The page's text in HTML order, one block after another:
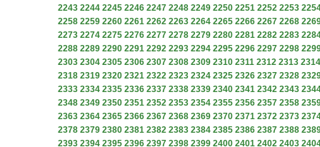
2243 2244 2245 2246 2247 2248 2249 2250 2251 2252 2253
2258 2259 2260 2261 2262 2263 2264 2265 2266 2267 2268
2273 2274 2275 2276 2277 2278 2279 2280 2281 2282 2283
2288 2289 2290 2291 2292 2293 2294 2295 2296 2297 2298
2303 2304 2305 2306 2307 2308 2309 2310 2311 2312 2313 2314
2318 2319 2320 2321 2322 2323 2324 2325 2326 2327 2328
2333 2334 2335 2336 2337 2338 2339 2340 2341 2342 2343
2348 2349 2350 2351 2352 2353 2354 2355 2356 2357 2358
2363 2364 2365 2366 2367 2368 2369 2370 2371 2372 2373
2378 2379 2380 2381 2382 2383 2384 2385 2386 2387 2388
2393 2394 2395 2396 2397 2398 2399 2400 2401 2402 2403